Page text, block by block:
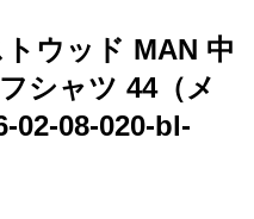
ウッド MAN 中
シャツ 44（メ
02-08-020-bl-